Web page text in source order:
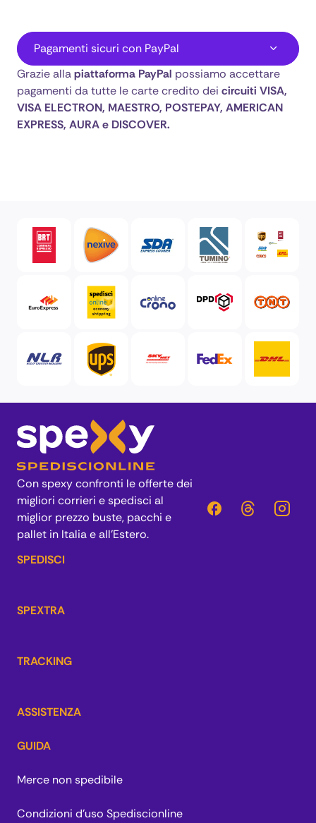
Miglior Prezzo
Imballaggio
Condizioni per l’erogazione del servizio
Pagamenti sicuri con PayPal
Spedizione con Corriere
spedizioni low cost, spedire pacco economico
Spedizione in Contrassegno
Spedizione gratuita, spedisci e risparmi
Grazie allapiattaforma PayPal possiamo accettare
pagamenti da tutte le carte credito dei circuiti VISA,
VISA ELECTRON, MAESTRO, POSTEPAY, AMERICAN
EXPRESS, AURA e DISCOVER.
Con spexy confronti le offerte dei
migliori corrieri e spedisci al
miglior prezzo buste, pacchi e
pallet in Italia e all’Estero.
SPEDISCI
SPEXTRA
TRACKING
ASSISTENZA
GUIDA
Merce non spedibile
Condizioni d'uso Spediscionline